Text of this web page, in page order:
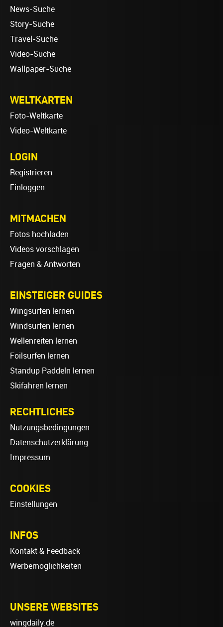
News-Suche
Story-Suche
Travel-Suche
Video-Suche
Wallpaper-Suche
WELTKARTEN
Foto-Weltkarte
Video-Weltkarte
LOGIN
Registrieren
Einloggen
MITMACHEN
Fotos hochladen
Videos vorschlagen
Fragen & Antworten
EINSTEIGER GUIDES
Wingsurfen lernen
Windsurfen lernen
Wellenreiten lernen
Foilsurfen lernen
Standup Paddeln lernen
Skifahren lernen
RECHTLICHES
Nutzungsbedingungen
Datenschutzerklärung
Impressum
COOKIES
Einstellungen
INFOS
Kontakt & Feedback
Werbemöglichkeiten
UNSERE WEBSITES
wingdaily.de